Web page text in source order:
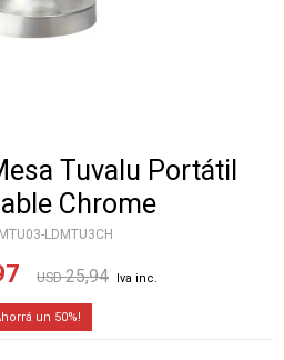
Tuvalu Portátil
Chrome
LDMTU3CH
USD 25,94
50